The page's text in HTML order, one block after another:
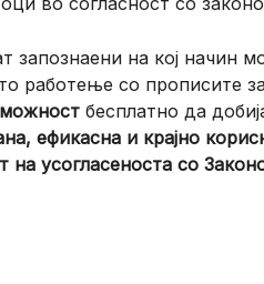
запознаени на кој начин
работење со прописите
бесплатно да
ефикасна и крајно
усогласеноста со